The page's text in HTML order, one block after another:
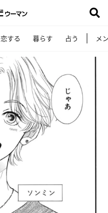
恋する 暮らす 占う メ